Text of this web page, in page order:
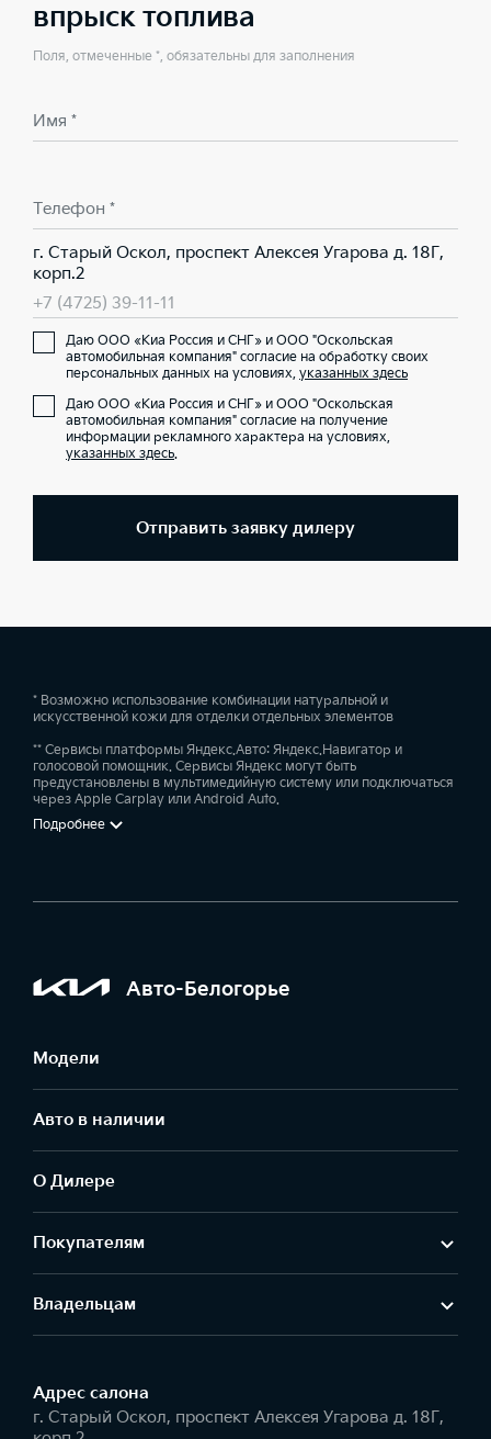
впрыск топлива
Поля, отмеченные *, обязательны для заполнения
Имя *
Телефон *
г. Старый Оскол, проспект Алексея Угарова д. 18Г,
корп.2
+7 (4725) 39-11-11
Даю ООО «Киа Россия и СНГ» и ООО "Оскольская
автомобильная компания" согласие на обработку своих
персональных данных на условиях, указанных здесь
Даю ООО «Киа Россия и СНГ» и ООО "Оскольская
автомобильная компания" согласие на получение
информации рекламного характера на условиях,
указанных здесь.
Отправить заявку дилеру
* Возможно использование комбинации натуральной и
искусственной кожи для отделки отдельных элементов
** Сервисы платформы Яндекс.Авто: Яндекс.Навигатор и
голосовой помощник. Сервисы Яндекс могут быть
предустановлены в мультимедийную систему или подключаться
через Apple Carplay или Android Auto.
Подробнее
Авто-Белогорье
Модели
Авто в наличии
О Дилере
Покупателям
Владельцам
Адрес салонa
г. Старый Оскол, проспект Алексея Угарова д. 18Г,